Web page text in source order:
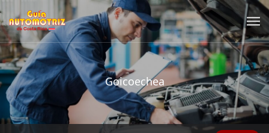
Goicoechea